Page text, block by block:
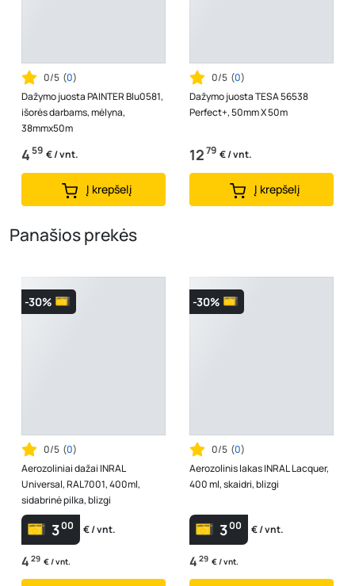
0/5 (0)
Dažymo juosta PAINTER Blu0581,
išorės darbams, mėlyna,
38mmx50m
459 € / vnt.
Į krepšelį
0/5 (0)
Dažymo juosta TESA 56538
Perfect+, 50mm X 50m
1279 € / vnt.
Į krepšelį
Panašios prekės
-30%
0/5 (0)
Aerozoliniai dažai INRAL
Universal, RAL7001, 400ml,
sidabrinė pilka, blizgi
300 € / vnt.
4 29 € / vnt.
-30%
0/5 (0)
Aerozolinis lakas INRAL Lacquer,
400 ml, skaidri, blizgi
300 € / vnt.
4 29 € / vnt.